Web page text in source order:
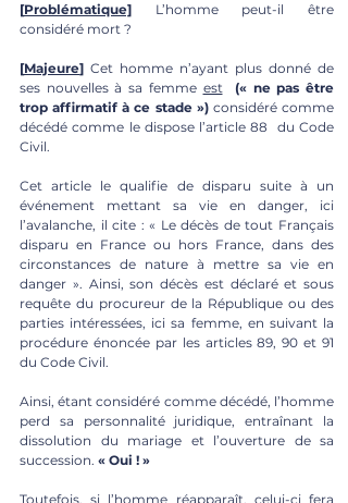
[Problématique] L’homme peut-il être
considéré mort ?
[Majeure] Cet homme n’ayant plus donné de
ses nouvelles à sa femme est
(« ne pas être
trop affirmatif à ce stade ») considéré comme
décédé comme le dispose l’article 88  du Code
Civil.
Cet article le qualifie de disparu suite à un
événement mettant sa vie en danger, ici
l’avalanche, il cite : « Le décès de tout Français
disparu en France ou hors France, dans des
circonstances de nature à mettre sa vie en
danger ». Ainsi, son décès est déclaré et sous
requête du procureur de la République ou des
parties intéressées, ici sa femme, en suivant la
procédure énoncée par les articles 89, 90 et 91
du Code Civil.
Ainsi, étant considéré comme décédé, l’homme
perd sa personnalité juridique, entraînant la
dissolution du mariage et l’ouverture de sa
succession. « Oui ! »
Toutefois, si l’homme réapparaît, celui-ci fera